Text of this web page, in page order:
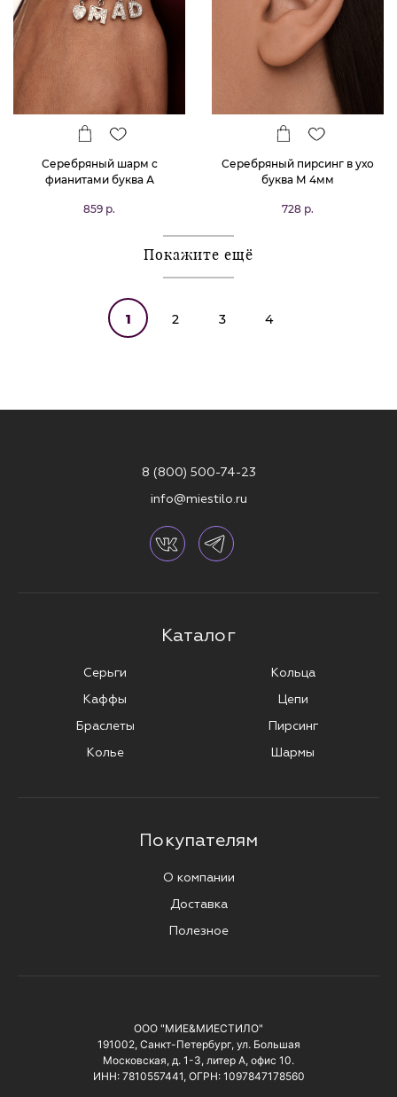
Серебряный шарм с
фианитами буква А
859 р.
Серебряный пирсинг в ухо
буква М 4мм
728 р.
Покажите ещё
1 2 3 4
8 (800) 500-74-23
info@miestilo.ru
Каталог
Серьги
Каффы
Браслеты
Колье
Кольца
Цепи
Пирсинг
Шармы
Покупателям
О компании
Доставка
Полезное
ООО "МИЕ&МИЕСТИЛО"
191002, Санкт-Петербург, ул. Большая
Московская, д. 1-3, литер А, офис 10.
ИНН: 7810557441, ОГРН: 1097847178560